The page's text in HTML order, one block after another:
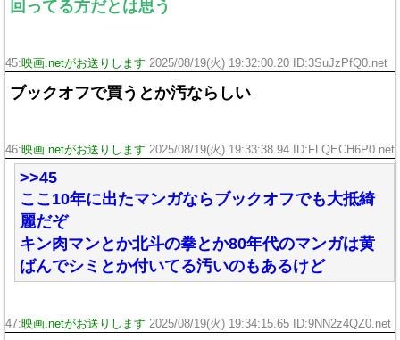
回ってる方だとは思う
45:映画.netがお送りします 2025/08/19(火) 19:32:00.20 ID:3SuJzPfQ0.net
ブックオフで買うとか汚ならしい
46:映画.netがお送りします 2025/08/19(火) 19:33:38.94 ID:FLQECH6P0.net
>>45
ここ10年に出たマンガならブックオフでも大抵綺
麗だぞ
キン肉マンとか北斗の拳とか80年代のマンガは黄
ばんでシミとか付いてる汚いのもあるけど
47:映画.netがお送りします 2025/08/19(火) 19:34:15.65 ID:9NN2z4QZ0.net